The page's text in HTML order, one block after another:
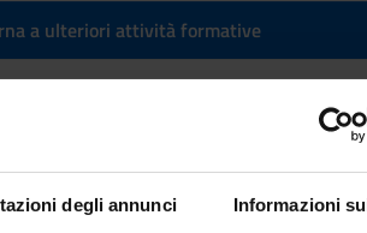
degli annunci Informazioni
a ulteriori attività formative
– 2023/2024
3
dei dati con R (Vicenza) – 2023/2024